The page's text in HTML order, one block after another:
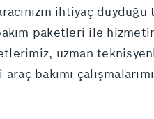
ihtiyaç
paketleri ile
uzman
araç bakımı